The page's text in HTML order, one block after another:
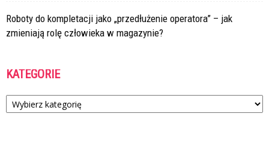
Roboty do kompletacji jako „przedłużenie operatora” – jak
zmieniają rolę człowieka w magazynie?
KATEGORIE
Kategorie